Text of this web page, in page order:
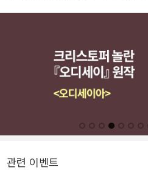
관련 이벤트